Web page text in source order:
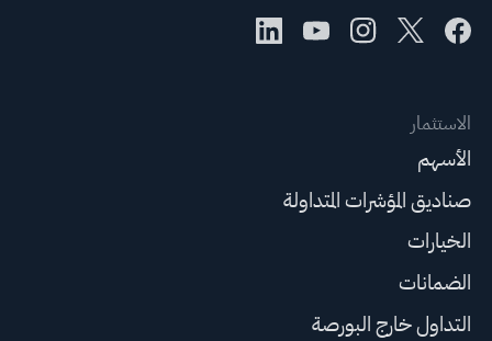
الاستثمار
الأسهم
صناديق المؤشرات المتداولة
الخيارات
الضمانات
التداول خارج البورصة